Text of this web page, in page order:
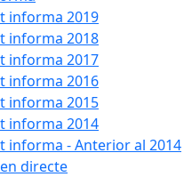
informa 2019
informa 2018
informa 2017
informa 2016
informa 2015
informa 2014
informa - Anterior al 2014
directe